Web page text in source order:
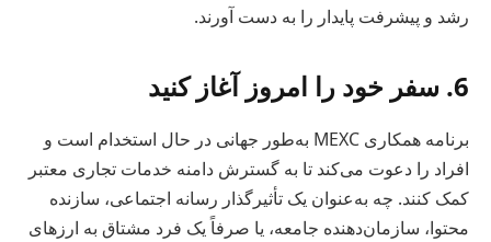
رشد و پیشرفت پایدار را به دست آورند.
6. سفر خود را امروز آغاز کنید
برنامه همکاری MEXC به‌طور جهانی در حال استخدام است و
افراد را دعوت می‌کند تا به گسترش دامنه خدمات تجاری معتبر
کمک کنند. چه به‌عنوان یک تأثیرگذار رسانه اجتماعی، سازنده
محتوا، سازمان‌دهنده جامعه، یا صرفاً یک فرد مشتاق به ارزهای